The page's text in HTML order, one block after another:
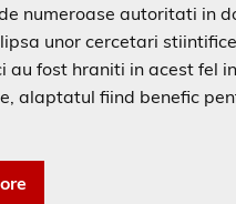
numeroase autoritati in
unor cercetari
au fost hraniti in acest fel
alaptatul fiind benefic